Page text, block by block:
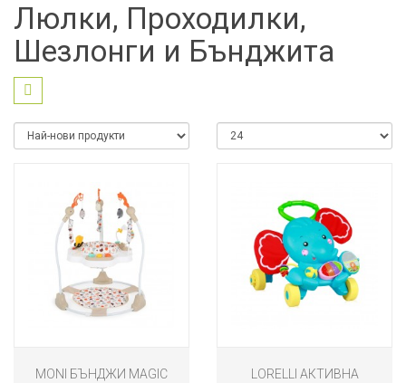
Люлки, Проходилки,
Шезлонги и Бънджита
MONI БЪНДЖИ MAGIC
LORELLI АКТИВНА